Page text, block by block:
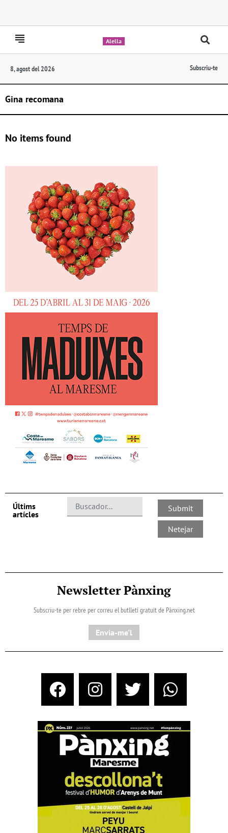
Alella
8, agost del 2026 Subscriu-te
Gina recomana
No items found
Últims
artícles
Newsletter Pànxing
Subscriu-te per rebre per correu el butlletí gratuït de Pànxing.net​
Envia-me'l